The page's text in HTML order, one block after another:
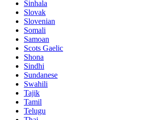
Sinhala
Slovak
Slovenian
Somali
Samoan
Scots Gaelic
Shona
Sindhi
Sundanese
Swahili
Tajik
Tamil
Telugu